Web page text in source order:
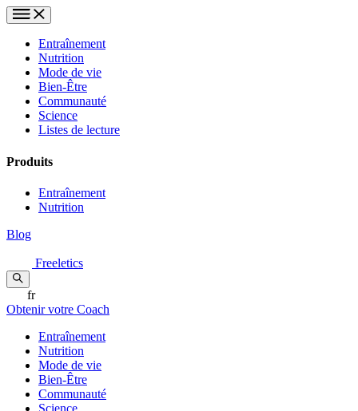
Entraînement
Nutrition
Mode de vie
Bien-Être
Communauté
Science
Listes de lecture
Produits
Entraînement
Nutrition
Blog
Freeletics
fr
Obtenir votre Coach
Entraînement
Nutrition
Mode de vie
Bien-Être
Communauté